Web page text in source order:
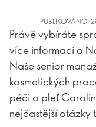
PUBLIKOVÁNO:
Právě vybíráte
více informací o
Naše senior
kosmetických
péči o pleť
nejčastější otázky